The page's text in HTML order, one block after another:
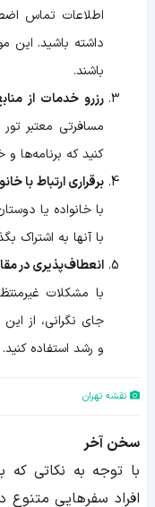
اطلاعات تماس
داشته باشید. این
باشند.
رزرو خدمات از
مسافرتی معتبر
کنید که برنامه‌ها
برقراری ارتباط با
با خانواده یا
با آنها به اشتراک
انعطاف‌پذیری در
با مشکلات
جای نگرانی، از
و رشد استفاده کنید.
نقشه تهران
سخن آخر
با توجه به نکاتی که
افراد سفرهایی متنوع